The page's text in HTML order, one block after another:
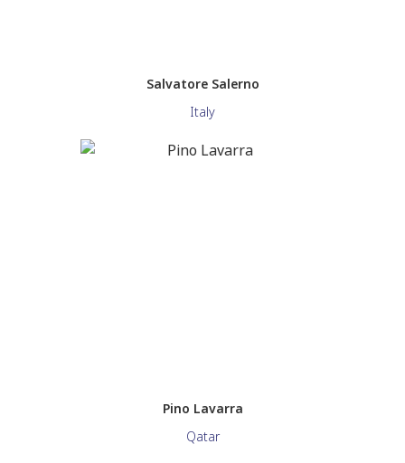
Salvatore Salerno
Italy
Pino Lavarra
Qatar